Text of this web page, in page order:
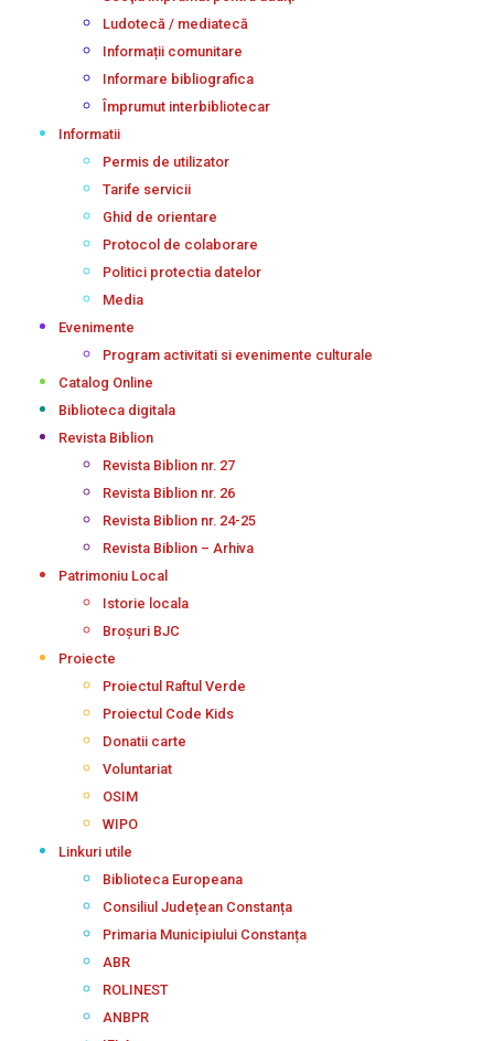
Ludotecă / mediatecă
Informații comunitare
Informare bibliografica
Împrumut interbibliotecar
Informatii
Permis de utilizator
Tarife servicii
Ghid de orientare
Protocol de colaborare
Politici protectia datelor
Media
Evenimente
Program activitati si evenimente culturale
Catalog Online
Biblioteca digitala
Revista Biblion
Revista Biblion nr. 27
Revista Biblion nr. 26
Revista Biblion nr. 24-25
Revista Biblion – Arhiva
Patrimoniu Local
Istorie locala
Broșuri BJC
Proiecte
Proiectul Raftul Verde
Proiectul Code Kids
Donatii carte
Voluntariat
OSIM
WIPO
Linkuri utile
Biblioteca Europeana
Consiliul Județean Constanța
Primaria Municipiului Constanța
ABR
ROLINEST
ANBPR